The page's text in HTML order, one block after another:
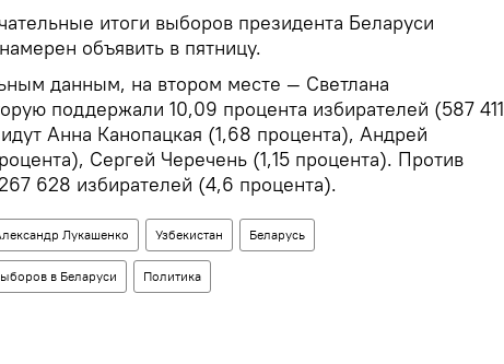
итоги выборов президента Беларуси
объявить в пятницу.
данным, на втором месте — Светлана
поддержали 10,09 процента избирателей (587 411
Анна Канопацкая (1,68 процента), Андрей
Сергей Черечень (1,15 процента). Против
628 избирателей (4,6 процента).
Лукашенко Узбекистан Беларусь
в Беларуси Политика